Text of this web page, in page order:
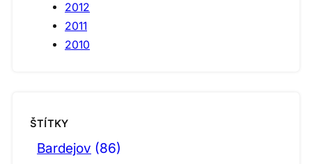
2012
2011
2010
ŠTÍTKY
Bardejov (86)